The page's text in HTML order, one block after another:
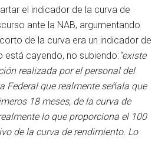
el indicador de la curva de
ante la NAB, argumentando
de la curva era un indicador de
está cayendo, no subiendo:“existe
realizada por el personal del
Federal que realmente señala que
18 meses, de la curva de
lo que proporciona el 100
de la curva de rendimiento. Lo